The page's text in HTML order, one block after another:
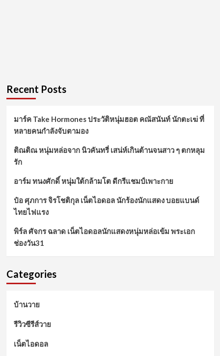
Recent Posts
มาร์ค Take Hormones ประวัติหนุ่มฮอต คณัสนันท์ นักตะเฆ่ ที่
หลายคนกำลังจับตามอง
ติณติณ หนุ่มหล่อจาก นิวคันทรี่ เสน่ห์เกินต้านจนสาว ๆ ตกหลุม
รัก
อาร์ม ทนงศักดิ์ หนุ่มใต้กล้ามโต ดีกรีแชมป์เพาะกาย
ป๋อ ศุภการ จิรโชติกุล เน็ตไอดอล นักร้องนักแสดง บอยแบนด์
ไทยไฟแรง
พิร์ล ศัจกร ฉลาด เน็ตไอดอลนักแสดงหนุ่มหล่อเข้ม พระเอก
ช่องวัน31
Categories
บ้านวาย
รีวิวซีรีส์วาย
เน็ตไอดอล